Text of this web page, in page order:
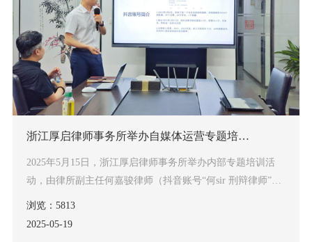
浙江厚启律师事务所举办自媒体运营专题培训 副主任何嘉骏分享抖音自营实战经验
2025年5月15日，浙江厚启律师事务所举办内部专题培训活
动，由律所副主任何嘉骏律师（抖音账号“何sir 刑辩律师”）
担任主讲人，围绕“律师抖音自媒体运营策略”主题，分享了
浏览：5813
19
2025-05